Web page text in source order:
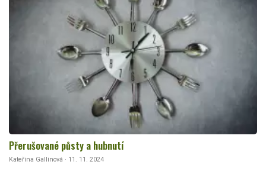
Přerušované půsty a hubnutí
Kateřina Gallinová · 11. 11. 2024